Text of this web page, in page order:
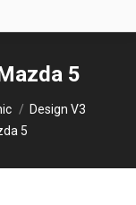
5
Design V3
5